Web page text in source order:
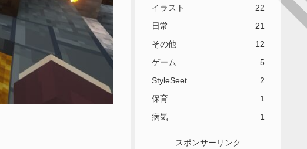
イラスト
22
日常
21
その他
12
ゲーム
5
StyleSeet
2
保育
1
病気
1
スポンサーリンク